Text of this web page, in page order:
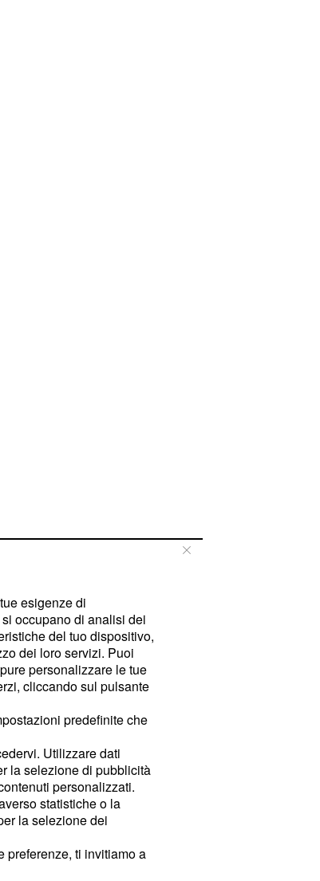
esigenze di
occupano di analisi dei
del tuo dispositivo,
dei loro servizi. Puoi
personalizzare le tue
cliccando sul pulsante
predefinite che
Utilizzare dati
la selezione di pubblicità
personalizzati.
statistiche o la
la selezione dei
preferenze, ti invitiamo a